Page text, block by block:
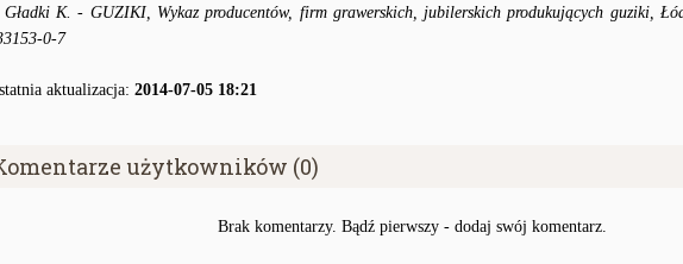
Gładki K. - GUZIKI, Wykaz producentów, firm grawerskich, jubilerskich produkujących guziki,
0-7
aktualizacja: 2014-07-05 18:21
użytkowników (0)
Brak komentarzy. Bądź pierwszy - dodaj swój komentarz.